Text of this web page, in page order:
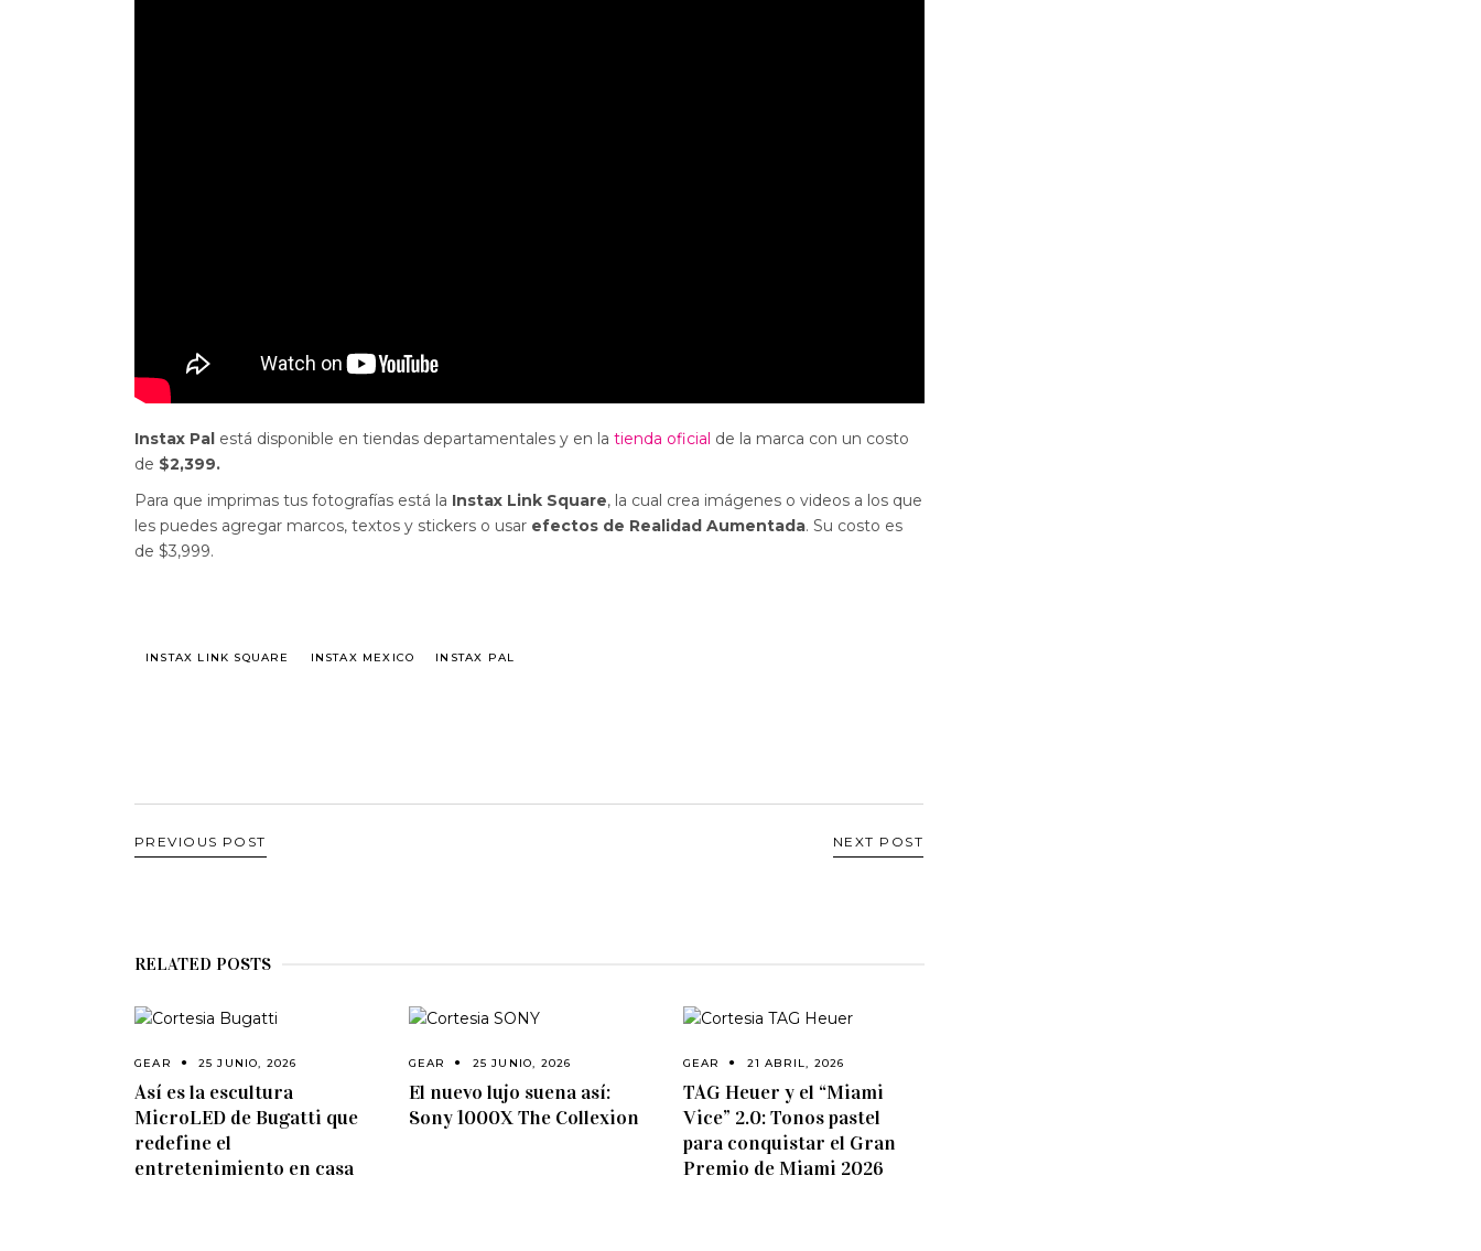
Instax Pal está disponible en tiendas departamentales y en la tienda oficial de la marca con un costo
de $2,399.
Para que imprimas tus fotografías está la Instax Link Square, la cual crea imágenes o videos a los que
les puedes agregar marcos, textos y stickers o usar efectos de Realidad Aumentada. Su costo es
de $3,999.
INSTAX LINK SQUARE INSTAX MEXICO INSTAX PAL
PREVIOUS POST NEXT POST
RELATED POSTS
GEAR 25 JUNIO, 2026
Así es la escultura
MicroLED de Bugatti que
redefine el
entretenimiento en casa
GEAR 25 JUNIO, 2026
El nuevo lujo suena así:
Sony 1000X The Collexion
GEAR 21 ABRIL, 2026
TAG Heuer y el “Miami
Vice” 2.0: Tonos pastel
para conquistar el Gran
Premio de Miami 2026